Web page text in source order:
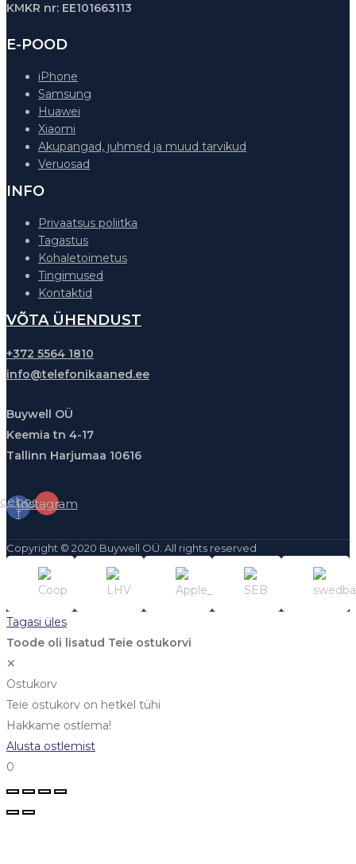
KMKR nr: EE101663113
E-POOD
iPhone
Samsung
Huawei
Xiaomi
Akupangad, juhmed ja muud tarvikud
Veruosad
INFO
Privaatsus poliitka
Tagastus
Kohaletoimetus
Tingimused
Kontaktid
VÕTA ÜHENDUST
+372 5564 1810
info@telefonikaaned.ee
Buywell OÜ
Keemia tn 4-17
Tallinn Harjumaa 10616
f
Instagram
Copyright © 2020 Buywell OÜ. All rights reserved
Tagasi üles
Toode oli lisatud Teie ostukorvi
✕
Ostukorv
Teie ostukorv on hetkel tühi
Hakkame ostlema!
Alusta ostlemist
0